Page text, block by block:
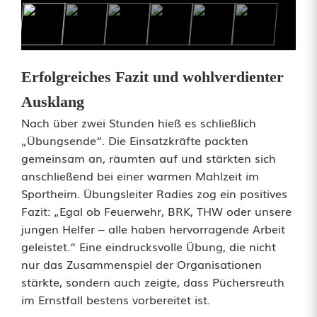
m
e
n
s
p
i
e
l
d
e
r
E
Erfolgreiches Fazit und wohlverdienter
Ausklang
Nach über zwei Stunden hieß es schließlich
„Übungsende“. Die Einsatzkräfte packten
gemeinsam an, räumten auf und stärkten sich
anschließend bei einer warmen Mahlzeit im
Sportheim. Übungsleiter Radies zog ein positives
Fazit: „Egal ob Feuerwehr, BRK, THW oder unsere
jungen Helfer – alle haben hervorragende Arbeit
geleistet.“ Eine eindrucksvolle Übung, die nicht
nur das Zusammenspiel der Organisationen
stärkte, sondern auch zeigte, dass Püchersreuth
im Ernstfall bestens vorbereitet ist.